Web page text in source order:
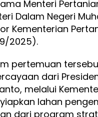
Menteri
Dalam Negeri
Kementerian
2025).
pertemuan
dari
melalui
lahan
dari program